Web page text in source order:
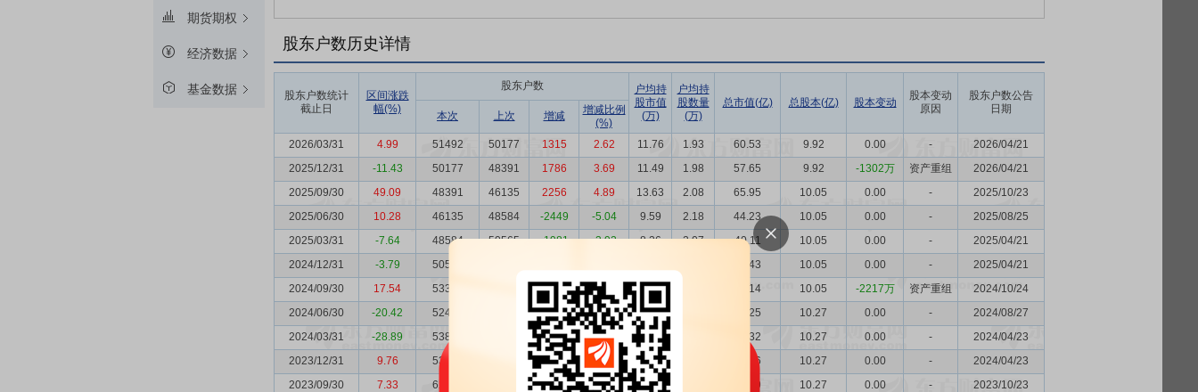
期货期权
经济数据
基金数据
股东户数历史详情
股东户数统计
截止日
区间涨跌
幅(%)
股东户数
户均持
股市值
(万)
户均持
股数量
(万)
总市值(亿) 总股本(亿) 股本变动
股本变动
原因
股东户数公告
日期
本次 上次 增减
增减比例
(%)
2026/03/31
4.99 51492 50177 1315 2.62 11.76 1.93 60.53 9.92 0.00 -
2026/04/21
2025/12/31
-11.43 50177 48391 1786 3.69 11.49 1.98 57.65 9.92 -1302万 资产重组
2026/04/21
2025/09/30
49.09 48391 46135 2256 4.89 13.63 2.08 65.95 10.05 0.00 -
2025/10/23
2025/06/30
10.28 46135 48584 -2449 -5.04 9.59 2.18 44.23 10.05 0.00 -
2025/08/25
2025/03/31
-7.64 48584 50565 -1981 -3.92 8.26 2.07 40.11 10.05 0.00 -
2025/04/21
2024/12/31
-3.79 50565 43.43 10.05 0.00 -
2025/04/21
2024/09/30
17.54 53306 851 1.62 8.47 45.14 10.05 -2217万 资产重组
2024/10/24
2024/06/30
-20.42 52455 -1353 -2.51 7.48 39.25 10.27 0.00 -
2024/08/27
2024/03/31
-28.89 53808 182 0.34 9.17 49.32 10.27 0.00 -
2024/04/23
2023/12/31
9.76 53626 -9331 -14.82 12.93 69.36 10.27 0.00 -
2024/04/23
2023/09/30
7.33 62957 -5342 -7.82 10.04 63.19 10.27 0.00 -
2023/10/23